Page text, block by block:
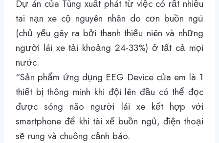
Dự án của Tùng xuất phát từ việc có rất nhiều
tai nạn xe cộ nguyên nhân do cơn buồn ngủ
(chủ yếu gây ra bởi thanh thiếu niên và những
người lái xe tải khoảng 24-33%) ở tất cả mọi
nước.
“Sản phẩm ứng dụng EEG Device của em là 1
thiết bị thông minh khi đội lên đầu có thể đọc
được sóng não người lái xe kết hợp với
smartphone để khi tài xế buồn ngủ, điện thoại
sẽ rung và chuông cảnh báo.